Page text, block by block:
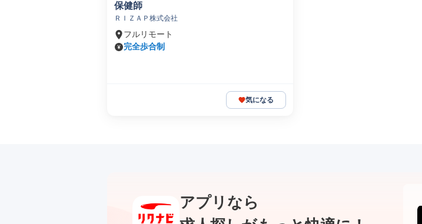
保健師
ＲＩＺＡＰ株式会社
フルリモート
完全歩合制
気になる
アプリなら